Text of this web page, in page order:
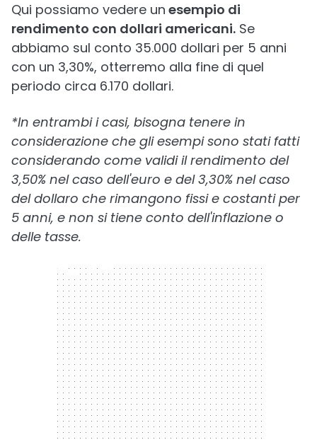
Qui possiamo vedere un esempio di
rendimento con dollari americani. Se
abbiamo sul conto 35.000 dollari per 5 anni
con un 3,30%, otterremo alla fine di quel
periodo circa 6.170 dollari.
*In entrambi i casi, bisogna tenere in
considerazione che gli esempi sono stati fatti
considerando come validi il rendimento del
3,50% nel caso dell'euro e del 3,30% nel caso
del dollaro che rimangono fissi e costanti per
5 anni, e non si tiene conto dell'inflazione o
delle tasse.
300 x 250